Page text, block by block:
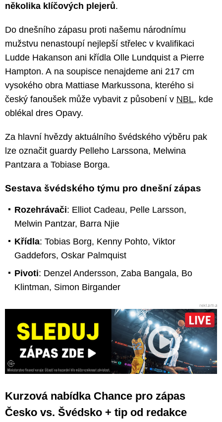
několika klíčových plejerů.
Do dnešního zápasu proti našemu národnímu
mužstvu nenastoupí nejlepší střelec v kvalifikaci
Ludde Hakanson ani křídla Olle Lundquist a Pierre
Hampton. A na soupisce nenajdeme ani 217 cm
vysokého obra Mattiase Markussona, kterého si
český fanoušek může vybavit z působení v NBL, kde
oblékal dres Opavy.
Za hlavní hvězdy aktuálního švédského výběru pak
lze označit guardy Pelleho Larssona, Melwina
Pantzara a Tobiase Borga.
Sestava švédského týmu pro dnešní zápas
Rozehrávači: Elliot Cadeau, Pelle Larsson,
Melwin Pantzar, Barra Njie
Křídla: Tobias Borg, Kenny Pohto, Viktor
Gaddefors, Oskar Palmquist
Pivoti: Denzel Andersson, Zaba Bangala, Bo
Klintman, Simon Birgander
Kurzová nabídka Chance pro zápas
Česko vs. Švédsko + tip od redakce